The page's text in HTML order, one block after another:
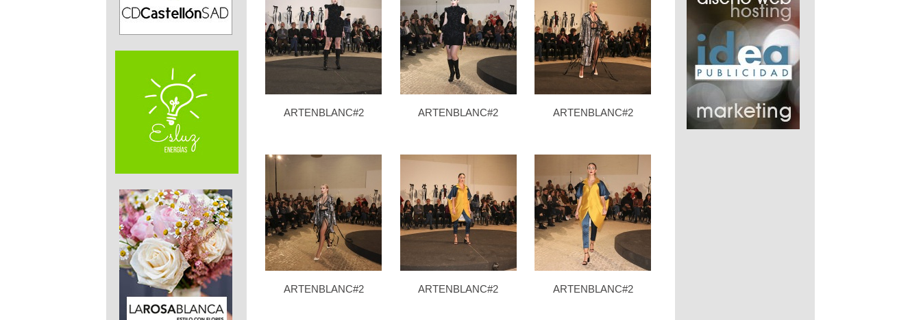
ARTENBLANC#2 ARTENBLANC#2 ARTENBLANC#2
ARTENBLANC#2 ARTENBLANC#2 ARTENBLANC#2